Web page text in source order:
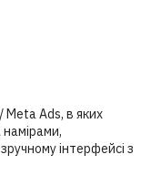
Ads, в яких
намірами,
інтерфейсі з